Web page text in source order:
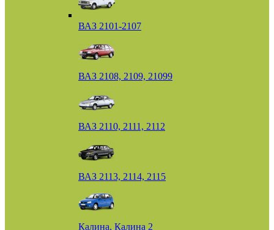
ВАЗ 2101-2107
ВАЗ 2108, 2109, 21099
ВАЗ 2110, 2111, 2112
ВАЗ 2113, 2114, 2115
Калина, Калина 2